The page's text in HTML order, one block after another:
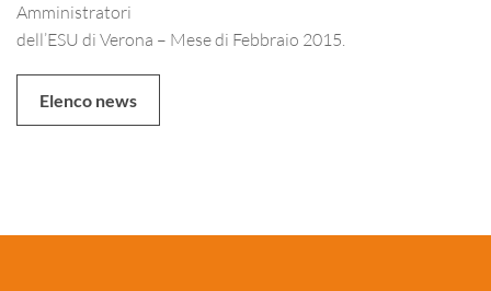
Amministratori
dell’ESU di Verona – Mese di Febbraio 2015.
Elenco news